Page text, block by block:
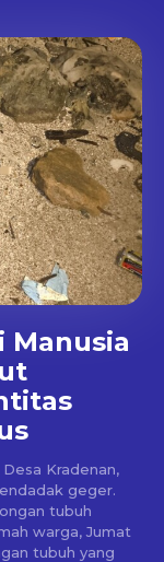
Manusia
Kradenan,
geger.
tubuh
warga, Jumat